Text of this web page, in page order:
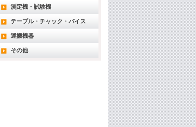
測定機・試験機
テーブル・チャック・バイス
運搬機器
その他